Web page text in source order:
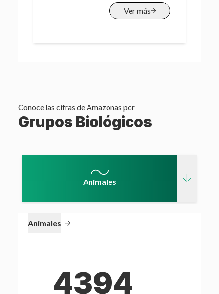
Ver más
Conoce las cifras de Amazonas por
Grupos Biológicos
Animales
Animales
4394